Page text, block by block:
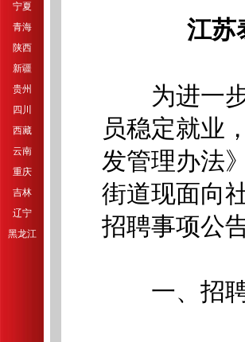
宁夏
青海
陕西
新疆
贵州
四川
西藏
云南
重庆
吉林
辽宁
黑龙江
江苏
为进一步
员稳定就业
发管理办法
街道现面向
招聘事项公
一、招聘